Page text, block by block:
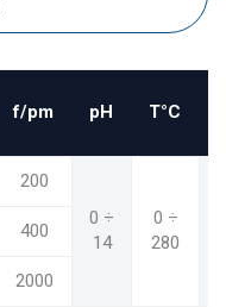
f/pm pH T°C
200
0 ÷
14
0 ÷
280
400
2000